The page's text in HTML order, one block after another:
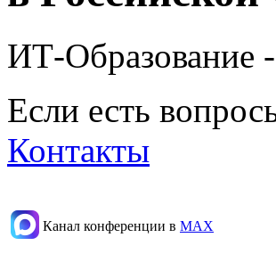
ИТ-Образование
Если есть
Контакты
Канал конференции в МАХ